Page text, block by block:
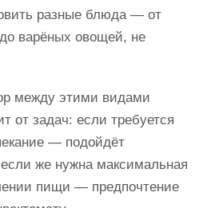
разные блюда — от
варёных овощей, не
между этими видами
от задач: если требуется
— подойдёт
если же нужна максимальная
пищи — предпочтение